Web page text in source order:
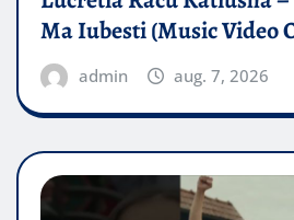
Ma Iubesti (Music Video
admin aug. 7, 2026